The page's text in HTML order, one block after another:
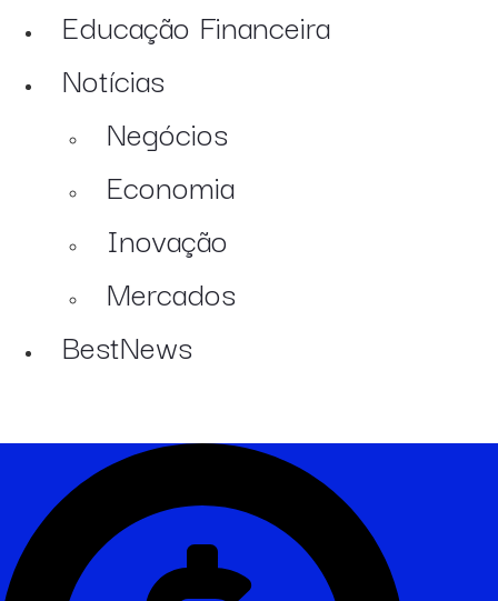
Educação Financeira
Notícias
Negócios
Economia
Inovação
Mercados
BestNews